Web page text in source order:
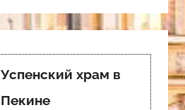
Успенский храм в
Пекине